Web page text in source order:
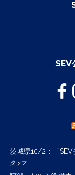
SEV
茨城県10/2：「
タッフ